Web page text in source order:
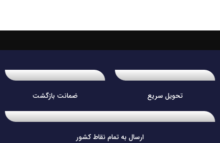
تحویل سریع ضمانت بازگشت
ارسال به تمام نقاط کشور